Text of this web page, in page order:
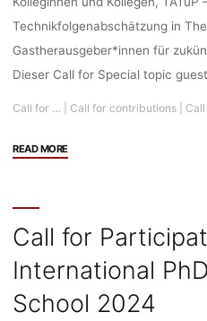
Forschungsschwerpunkters
digitale_kultur,
07.-08.11.2024,
Deadline:
Technikfolgenabschätzung in
Gastherausgeber*innen für
Dieser Call for Special topic
Call for … Call for contributions
READ MORE"Call
Participation:
TATuP
–
for
Call for
International
School 2024